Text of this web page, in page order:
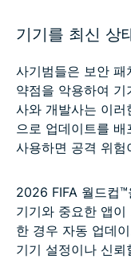
기기를 최신 상
사기범들은 보안 패
약점을 악용하여
사와 개발사는 이러
으로 업데이트를
사용하면 공격 위
2026 FIFA 월드컵
기기와 중요한 앱
한 경우 자동 업데
기기 설정이나 신